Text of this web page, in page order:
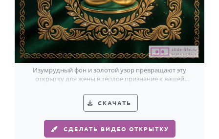
Изумрудный фон и золотой узор превращают эту
открытку для жены в тёплое признание к вашей
СКАЧАТЬ
СДЕЛАТЬ ВИДЕО ОТКРЫТКУ